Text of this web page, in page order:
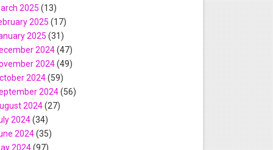
2025 (13)
2025 (17)
2025 (31)
2024(47)
2024(49)
2024(59)
2024(56)
2024(27)
2024(34)
2024(35)
2024(97)